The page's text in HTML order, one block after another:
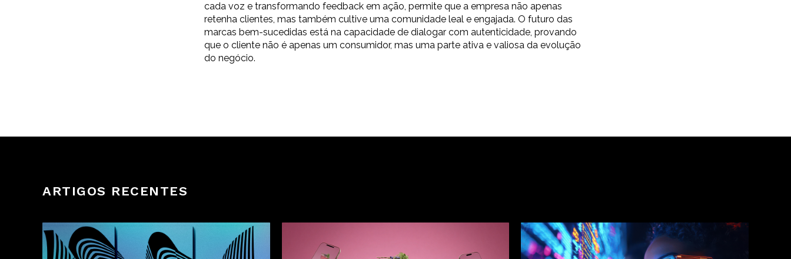
cada voz e transformando feedback em ação, permite que a empresa não apenas
retenha clientes, mas também cultive uma comunidade leal e engajada. O futuro das
marcas bem-sucedidas está na capacidade de dialogar com autenticidade, provando
que o cliente não é apenas um consumidor, mas uma parte ativa e valiosa da evolução
do negócio.
ARTIGOS RECENTES